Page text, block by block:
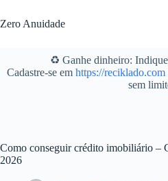
para
o
Zero Anuidade
♻️ Ganhe dinheiro:
Cadastre-se em https://reciklado.com
sem
Como conseguir crédito imobiliário –
2026